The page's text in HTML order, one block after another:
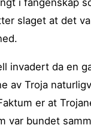
i fangenskap
slaget at det
invadert da en
av Troja
er at
var bundet